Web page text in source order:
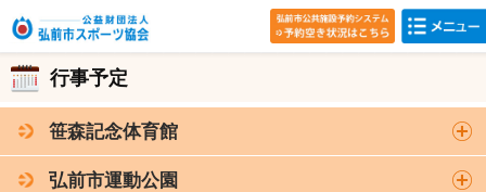
行事予定
笹森記念体育館
弘前市運動公園